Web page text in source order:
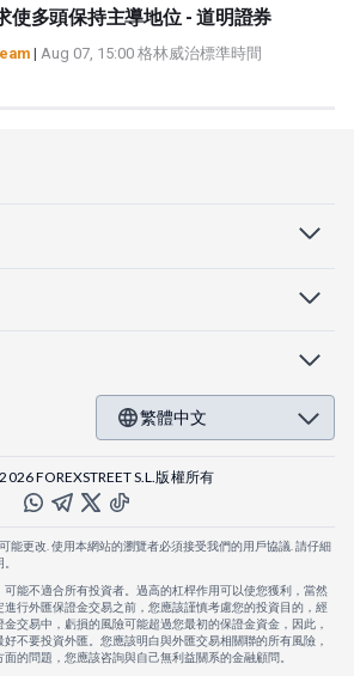
使多頭保持主導地位 - 道明證券
| Aug 07, 15:00 格林威治標準時間
繁體中文
FOREXSTREET S.L.版權所有
能更改. 使用本網站的瀏覽者必須接受我們的用戶協議. 請仔細
能不適合所有投資者。過高的杠桿作用可以使您獲利，當然
行外匯保證金交易之前，您應該謹慎考慮您的投資目的，經
交易中，虧損的風險可能超過您最初的保證金資金，因此，
不要投資外匯。您應該明白與外匯交易相關聯的所有風險，
的問題，您應該咨詢與自己無利益關系的金融顧問。